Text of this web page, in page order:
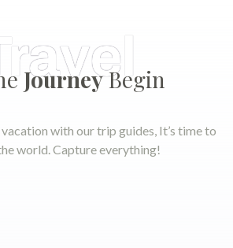
JourneyBegin
with our trip guides, It’s time to
world. Capture everything!